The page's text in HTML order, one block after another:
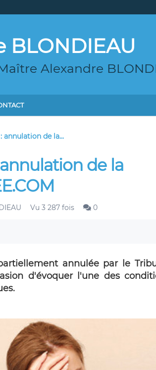
BLONDIEAU
Alexandre
de la...
de la
Vu 3 287 fois 0
annulée par le
d'évoquer l'une des